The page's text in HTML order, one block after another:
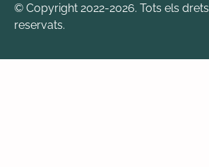
© Copyright 2022-2026. Tots els drets
reservats.